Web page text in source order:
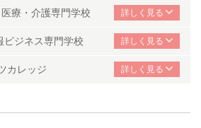
療・介護専門学校
ビジネス専門学校
カレッジ